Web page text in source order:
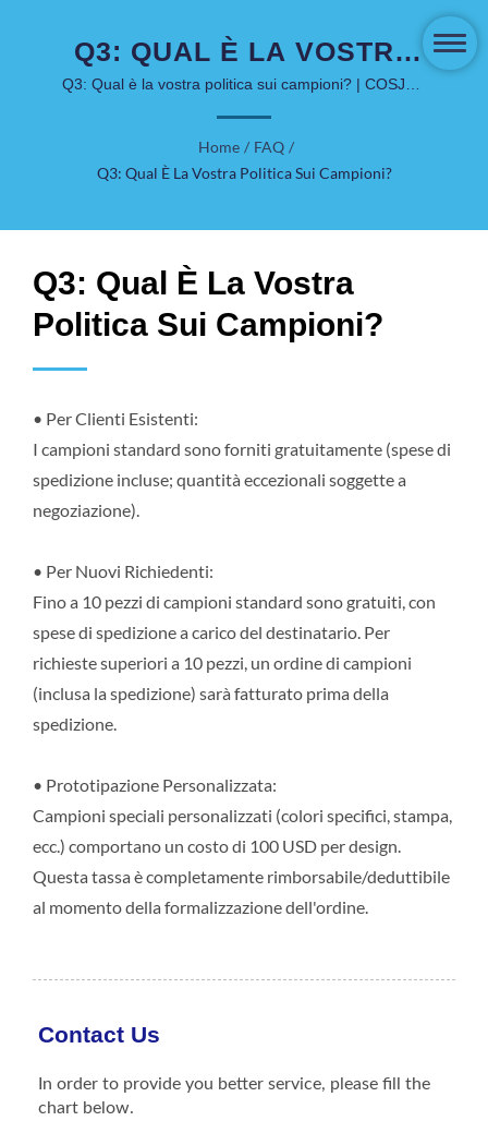
Q3: QUAL È LA VOSTRA
POLITICA SUI CAMPIONI?
| SOLUZIONI DI LUSSO E
SOSTENIBILI - COSJAR
Q3: Qual è la vostra politica sui campioni? | COSJAR
Home / FAQ /
Q3: Qual È La Vostra Politica Sui Campioni?
Q3: Qual È La Vostra
Politica Sui Campioni?
• Per Clienti Esistenti:
I campioni standard sono forniti gratuitamente (spese di
spedizione incluse; quantità eccezionali soggette a
negoziazione).
• Per Nuovi Richiedenti:
Fino a 10 pezzi di campioni standard sono gratuiti, con
spese di spedizione a carico del destinatario. Per
richieste superiori a 10 pezzi, un ordine di campioni
(inclusa la spedizione) sarà fatturato prima della
spedizione.
• Prototipazione Personalizzata:
Campioni speciali personalizzati (colori specifici, stampa,
ecc.) comportano un costo di 100 USD per design.
Questa tassa è completamente rimborsabile/deduttibile
al momento della formalizzazione dell'ordine.